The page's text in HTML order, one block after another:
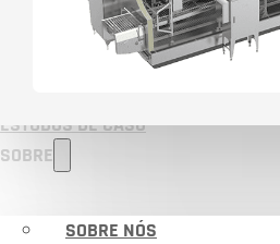
ESTUDOS DE CASO
SOBRE
SOBRE NÓS